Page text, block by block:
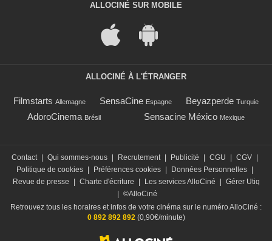
ALLOCINÉ SUR MOBILE
ALLOCINÉ À L'ÉTRANGER
Filmstarts Allemagne SensaCine Espagne Beyazperde Turquie
AdoroCinema Brésil Sensacine México Mexique
Contact Qui sommes-nous Recrutement Publicité CGU CGV
Politique de cookies
Préférences cookies Données Personnelles
Revue de presse
Charte d'écriture Les services AlloCiné
Gérer Utiq
©AlloCiné
Retrouvez tous les horaires et infos de votre cinéma sur le numéro AlloCiné :
0 892 892 892(0,90€/minute)